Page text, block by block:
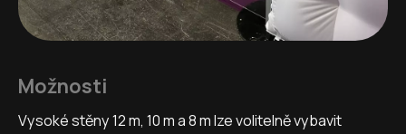
Možnosti
Vysoké stěny 12 m, 10 m a 8 m lze volitelně vybavit